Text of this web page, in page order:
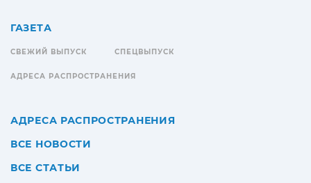
ГАЗЕТА
СВЕЖИЙ ВЫПУСК СПЕЦВЫПУСК
АДРЕСА РАСПРОСТРАНЕНИЯ
АДРЕСА РАСПРОСТРАНЕНИЯ
ВСЕ НОВОСТИ
ВСЕ СТАТЬИ